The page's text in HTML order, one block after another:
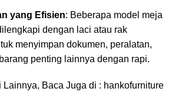
yang Efisien: Beberapa model meja
dengan laci atau rak
menyimpan dokumen, peralatan,
penting lainnya dengan rapi.
Lainnya, Baca Juga di : hankofurniture